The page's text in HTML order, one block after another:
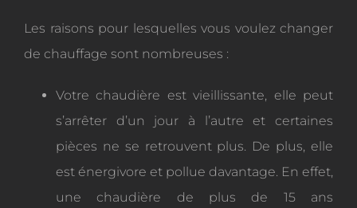
Les raisons pour lesquelles vous voulez changer
de chauffage sont nombreuses :
Votre chaudière est vieillissante, elle peut
s’arrêter d’un jour à l’autre et certaines
pièces ne se retrouvent plus. De plus, elle
est énergivore et pollue davantage. En effet,
une chaudière de plus de 15 ans